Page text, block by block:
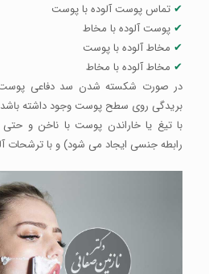
✔ تماس پوست آلوده با پوست
✔ پوست آلوده با مخاط
✔ مخاط آلوده با پوست
✔ مخاط آلوده با مخاط
در صورت شکسته شدن سد دفاعی پوست
بریدگی روی سطح پوست وجود داشته باشد
با تیغ یا خاراندن پوست با ناخن و
رابطه جنسی ایجاد می شود) و با ترشحات